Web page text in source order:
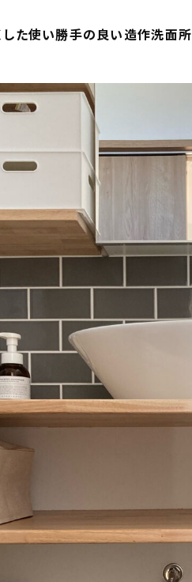
した使い勝手の良い造作洗面所